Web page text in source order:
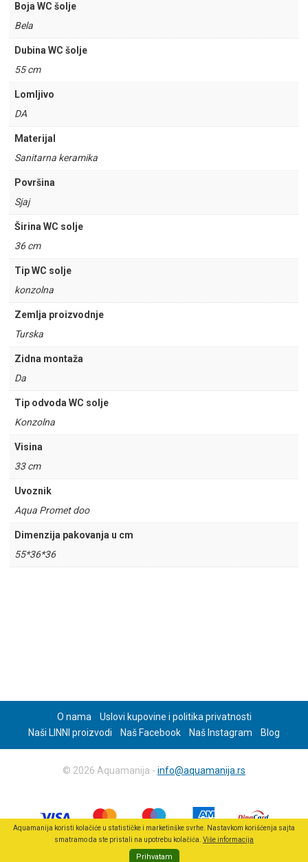
Boja WC šolje
Bela
Dubina WC šolje
55 cm
Lomljivo
DA
Materijal
Sanitarna keramika
Površina
Sjaj
Širina WC solje
36 cm
Tip WC solje
konzolna
Zemlja proizvodnje
Turska
Zidna montaža
Da
Tip odvoda WC solje
Konzolna
Visina
33 cm
Uvoznik
Aqua Promet doo
Dimenzija pakovanja u cm
55*36*36
O nama
Uslovi kupovine i politika privatnosti
Naši LINNI proizvodi
Naš Facebook Naš Instagram Blog
© 2026 Aquamanija - info@aquamanija.rs
Aquamanija koristi kolačiće u statističke i marketinške svrhe. Nastavkom korišćenja sajta
smatramo da ste pristali na upotrebu kolačića. Više informacija
Prihvatam